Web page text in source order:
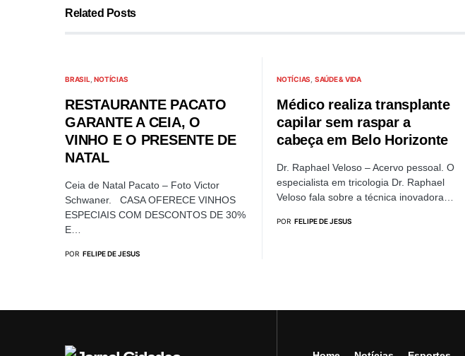
Related Posts
BRASIL NOTÍCIAS
RESTAURANTE PACATO
GARANTE A CEIA, O
VINHO E O PRESENTE DE
NATAL
Ceia de Natal Pacato – Foto Victor
Schwaner. CASA OFERECE VINHOS
ESPECIAIS COM DESCONTOS DE 30%
E…
POR FELIPE DE JESUS
NOTÍCIAS SAÚDE & VIDA
Médico realiza transplante
capilar sem raspar a
cabeça em Belo Horizonte
Dr. Raphael Veloso – Acervo pessoal. O
especialista em tricologia Dr. Raphael
Veloso fala sobre a técnica inovadora…
POR FELIPE DE JESUS